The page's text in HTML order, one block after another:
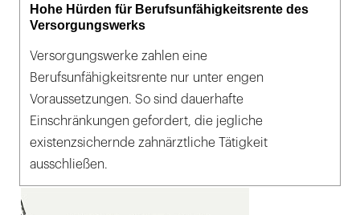
Hohe Hürden für Berufsunfähigkeitsrente des
Versorgungswerks
Versorgungswerke zahlen eine
Berufsunfähigkeitsrente nur unter engen
Voraussetzungen. So sind dauerhafte
Einschränkungen gefordert, die jegliche
existenzsichernde zahnärztliche Tätigkeit
ausschließen.